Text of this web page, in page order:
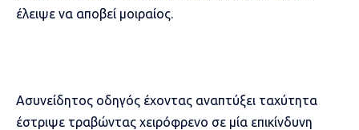
έλειψε να αποβεί μοιραίος.
Ασυνείδητος οδηγός έχοντας αναπτύξει ταχύτητα
έστριψε τραβώντας χειρόφρενο σε μία επικίνδυνη